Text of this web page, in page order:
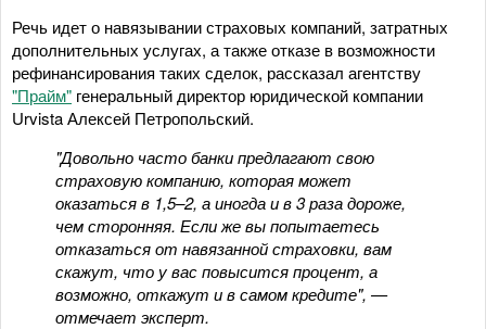
Речь идет о навязывании страховых компаний, затратных
дополнительных услугах, а также отказе в возможности
рефинансирования таких сделок, рассказал агентству
"Прайм" генеральный директор юридической компании
Urvista Алексей Петропольский.
"Довольно часто банки предлагают свою
страховую компанию, которая может
оказаться в 1,5–2, а иногда и в 3 раза дороже,
чем сторонняя. Если же вы попытаетесь
отказаться от навязанной страховки, вам
скажут, что у вас повысится процент, а
возможно, откажут и в самом кредите", —
отмечает эксперт.